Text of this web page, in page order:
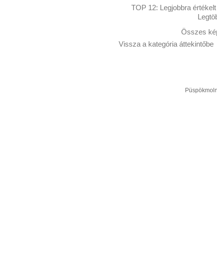
TOP 12: Legjobbra értékelt
Összes
Vissza a kategória áttekintőbe